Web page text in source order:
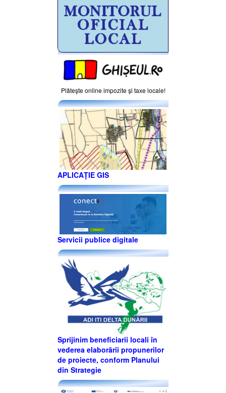
Plăteşte online impozite şi taxe locale!
APLICAŢIE GIS
Servicii publice digitale
Sprijinim beneficiarii locali în
vederea elaborării propunerilor
de proiecte, conform Planului
din Strategie